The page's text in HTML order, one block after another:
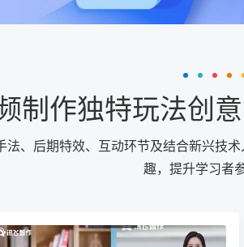
制作独特玩法创
、后期特效、互动环节及结合新兴技
趣，提升学习者